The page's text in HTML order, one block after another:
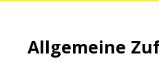
Allgemeine